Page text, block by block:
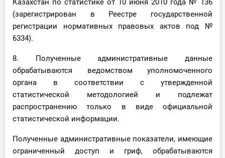
Казахстан по статистике от 10 июня 2010 года № 136
(зарегистрирован в Реестре государственной
регистрации нормативных правовых актов под №
6334).
8. Полученные административные данные
обрабатываются ведомством уполномоченного
органа в соответствии с утвержденной
статистической методологией и подлежат
распространению только в виде официальной
статистической информации.
Полученные административные показатели, имеющие
ограниченный доступ и гриф, обрабатываются